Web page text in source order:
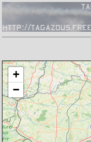
Chargement de la carte en cours
+
−